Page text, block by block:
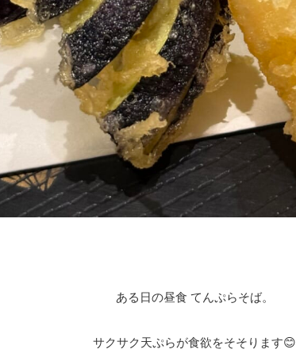
ある日の昼食 てんぷらそば。
サクサク天ぷらが食欲をそそります😊